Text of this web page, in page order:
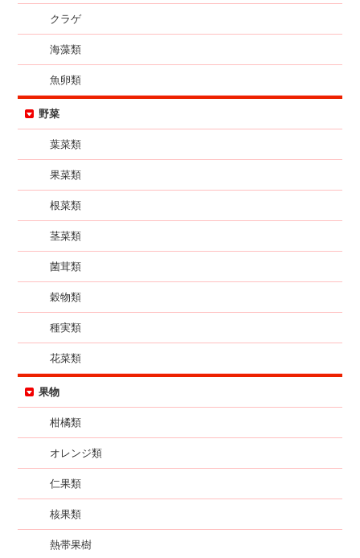
クラゲ
海藻類
魚卵類
野菜
葉菜類
果菜類
根菜類
茎菜類
菌茸類
穀物類
種実類
花菜類
果物
柑橘類
オレンジ類
仁果類
核果類
熱帯果樹